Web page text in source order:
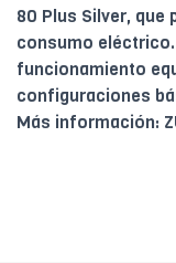
80 Plus Silver,
consumo
funcionamiento
configuraciones
Más información: